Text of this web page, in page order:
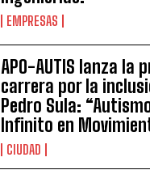
EMPRESAS
APO-AUTIS lanza la
carrera por la
Pedro Sula:
Infinito en
CIUDAD